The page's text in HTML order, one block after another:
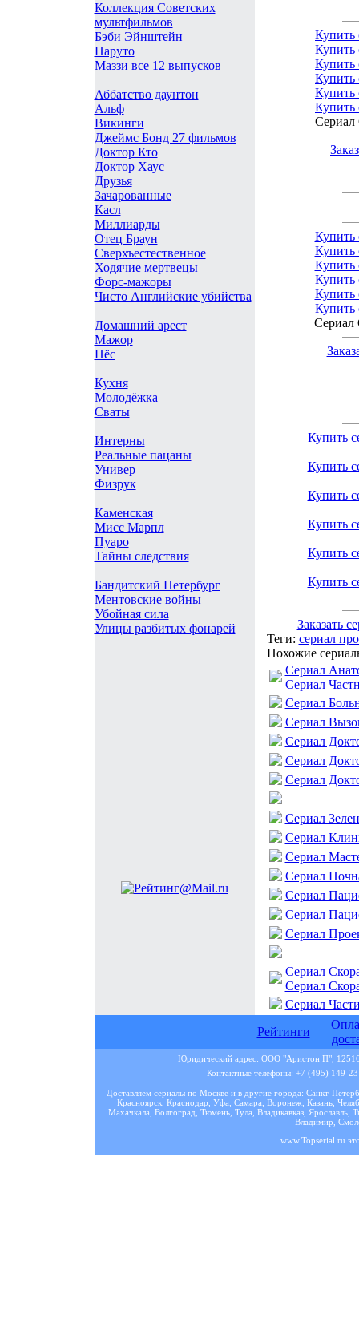
Коллекция Советских
мультфильмов
Бэби Эйнштейн
Наруто
Маззи все 12 выпусков
Аббатство даунтон
Альф
Викинги
Джеймс Бонд 27 фильмов
Доктор Кто
Доктор Хаус
Друзья
Зачарованные
Касл
Миллиарды
Отец Браун
Сверхъестественное
Ходячие мертвецы
Форс-мажоры
Чисто Английские убийства
Домашний арест
Мажор
Пёс
Кухня
Молодёжка
Сваты
Интерны
Реальные пацаны
Универ
Физрук
Каменская
Мисс Марпл
Пуаро
Тайны следствия
Бандитский Петербург
Ментовские войны
Убойная сила
Улицы разбитых фонарей
Купить
Купить
Купить
Купить
Купить
Купить
Сериал
Купить
Купить
Купить
Купить
Купить
Купить
Сериал
Купить
Купить
Купить
Купить
Купить
Купить
Заказать
Теги: сериал
Похожие
Сериал
Сериал
Сериал
Сериал
Сериал
Сериал
Сериал
Сериал
Сериал
Сериал
Сериал
Сериал
Сериал
Сериал
Сериал
Сериал
Сериал
Рейтинги
Юридический адрес: ООО "Аристон П",
Контактные телефоны: +7 (495) 149-
Доставляем сериалы по Москве и в другие города: Санкт-
Красноярск, Краснодар, Уфа, Самара, Воронеж, Казань,
Махачкала, Волгоград, Тюмень, Тула, Владикавказ, Ярославль,
Владимир,
www.Topserial.ru